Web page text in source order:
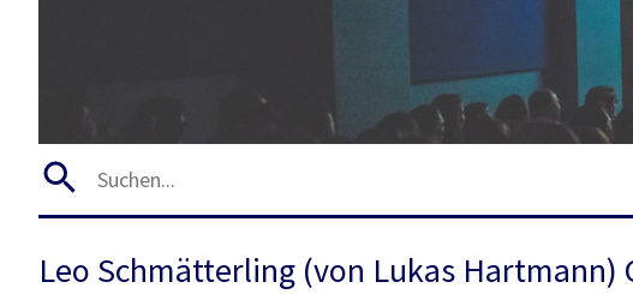
Leo Schmätterling (von Lukas Hartmann)